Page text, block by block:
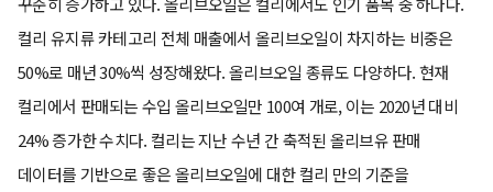
컬리 유지류 카테고리 전체 매출에서 올리브오일이 차지하는 비중은
50%로 매년 30%씩 성장해왔다. 올리브오일 종류도 다양하다. 현재
컬리에서 판매되는 수입 올리브오일만 100여 개로, 이는 2020년 대비
24% 증가한 수치다. 컬리는 지난 수년 간 축적된 올리브유 판매
데이터를 기반으로 좋은 올리브오일에 대한 컬리 만의 기준을